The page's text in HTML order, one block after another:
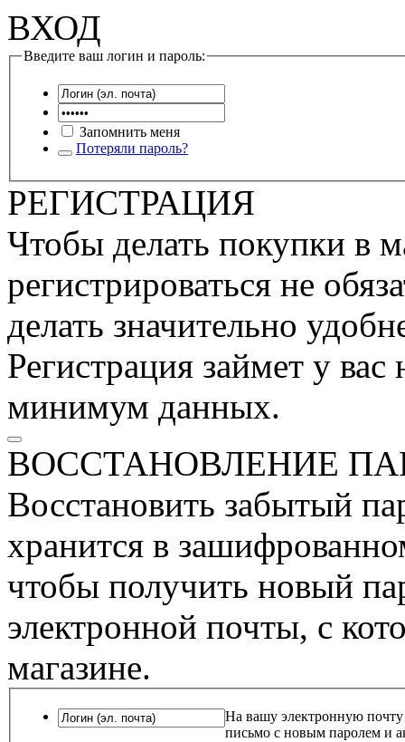
ВХОД
Введите ваш логин и пароль:
Запомнить меня
Потеряли пароль?
РЕГИСТРАЦИЯ
Чтобы делать покупки в
регистрироваться не
делать значительно
Регистрация займет у
минимум данных.
ВОССТАНОВЛЕНИЕ
Восстановить забытый
хранится в
чтобы получить новый
электронной почты, с
магазине.
На вашу электронную почту
письмо с новым паролем и